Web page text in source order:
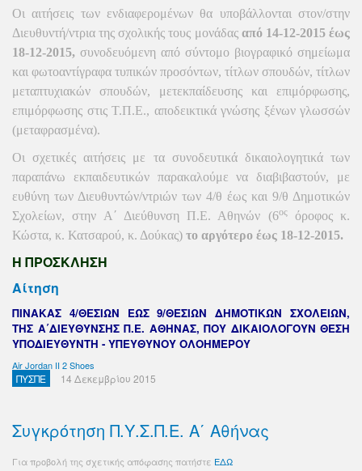
Οι αιτήσεις των ενδιαφερομένων θα υποβάλλονται στον/στην
Διευθυντή/ντρια της σχολικής τους μονάδας από 14-12-2015έως
18-12-2015, συνοδευόμενη από σύντομο βιογραφικό σημείωμα
και φωτοαντίγραφα τυπικών προσόντων, τίτλων σπουδών, τίτλων
μεταπτυχιακών σπουδών, μετεκπαίδευσης και επιμόρφωσης,
επιμόρφωσης στις Τ.Π.Ε., αποδεικτικά γνώσης ξένων γλωσσών
(μεταφρασμένα).
Οι σχετικές αιτήσεις με τα συνοδευτικά δικαιολογητικά των
παραπάνω εκπαιδευτικών παρακαλούμε να διαβιβαστούν, με
ευθύνη των Διευθυντών/ντριών των 4/θ έως και 9/θ Δημοτικών
Σχολείων, στην Α΄ Διεύθυνση Π.Ε. Αθηνών (6οςόροφος κ.
Κώστα, κ. Κατσαρού, κ. Δούκας) το αργότερο έως 18-12-2015.
Η ΠΡΟΣΚΛΗΣΗ
Αίτηση
ΠΙΝΑΚΑΣ 4/ΘΕΣΙΩΝ ΕΩΣ 9/ΘΕΣΙΩΝ ΔΗΜΟΤΙΚΩΝ ΣΧΟΛΕΙΩΝ,
ΤΗΣ Α΄ΔΙΕΥΘΥΝΣΗΣ Π.Ε. ΑΘΗΝΑΣ, ΠΟΥ ΔΙΚΑΙΟΛΟΓΟΥΝ ΘΕΣΗ
ΥΠΟΔΙΕΥΘΥΝΤΗ - ΥΠΕΥΘΥΝΟΥ ΟΛΟΗΜΕΡΟΥ
Air Jordan II 2 Shoes
ΠΥΣΠΕ 14 Δεκεμβρίου 2015
Συγκρότηση Π.Υ.Σ.Π.Ε. Α΄ Αθήνας
Για προβολή της σχετικής απόφασης πατήστε ΕΔΩ